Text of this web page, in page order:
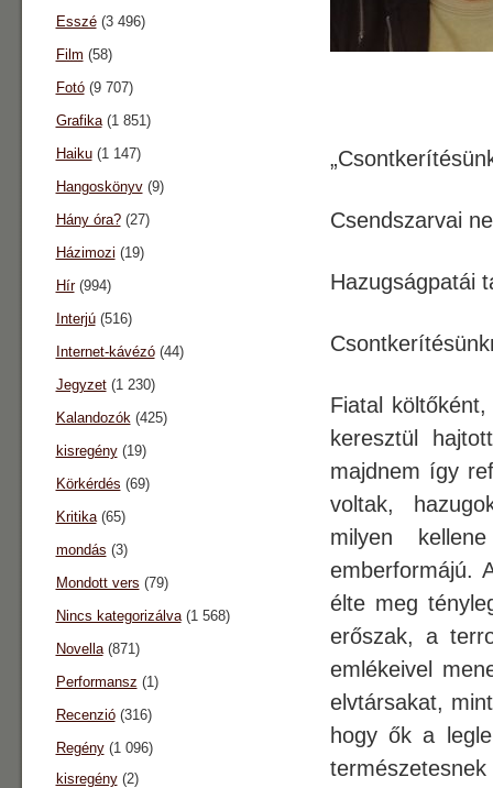
Csendszarvai
Hazugságpatái
Fiatal
keresztül
majdnem így
voltak,
milyen
emberformájú.
élte meg
erőszak, a
emlékeivel
elvtársakat,
hogy ők a
Esszé(3 496)
Film (58)
Fotó(9 707)
Grafika(1 851)
Haiku(1 147)
Hangoskönyv(9)
Hány óra?(27)
Házimozi (19)
Hír(994)
Interjú(516)
Internet-kávézó(44)
Jegyzet(1 230)
Kalandozók(425)
kisregény(19)
Körkérdés (69)
Kritika(65)
mondás (3)
Mondott vers (79)
Nincs kategorizálva(1 568)
Novella(871)
Performansz (1)
Recenzió(316)
Regény(1 096)
kisregény(2)